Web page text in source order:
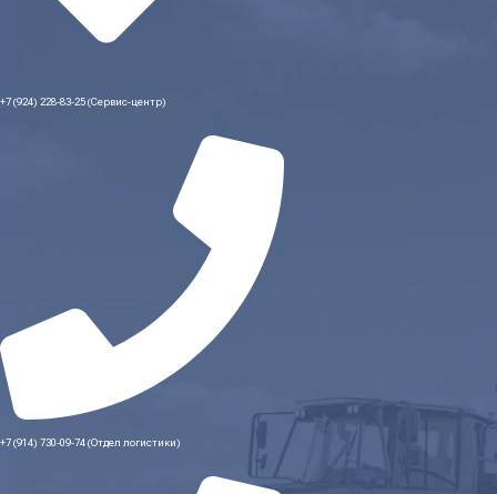
+7 (924) 228-83-25 (Сервис-центр)
+7 (914) 730-09-74 (Отдел логистики)